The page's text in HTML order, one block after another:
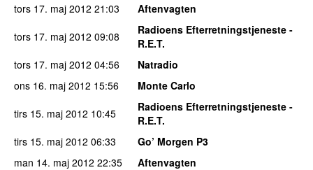
tors 17. maj 2012 21:03
Aftenvagten
tors 17. maj 2012 09:08
Radioens Efterretningstjeneste -
R.E.T.
tors 17. maj 2012 04:56
Natradio
ons 16. maj 2012 15:56
Monte Carlo
tirs 15. maj 2012 10:45
Radioens Efterretningstjeneste -
R.E.T.
tirs 15. maj 2012 06:33
Go’ Morgen P3
man 14. maj 2012 22:35
Aftenvagten